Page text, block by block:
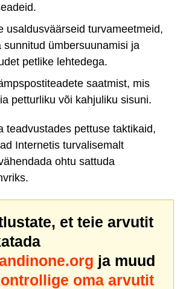
usaldusväärseid turvameetmeid,
sunnitud ümbersuunamisi ja
petlike lehtedega.
saatmist, mis
petturliku või kahjuliku sisuni.
teadvustades pettuse taktikaid,
Internetis turvalisemalt
ohtu sattuda
et teie arvutit
ja muud
oma arvutit